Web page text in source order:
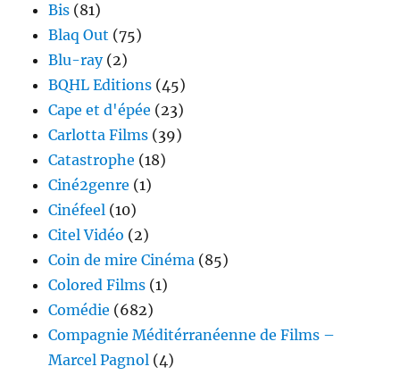
Bis (81)
Blaq Out (75)
Blu-ray(2)
BQHL Editions (45)
Cape et d'épée (23)
Carlotta Films (39)
Catastrophe (18)
Ciné2genre (1)
Cinéfeel (10)
Citel Vidéo (2)
Coin de mire Cinéma (85)
Colored Films (1)
Comédie (682)
Compagnie Méditérranéenne de Films –
Marcel Pagnol (4)